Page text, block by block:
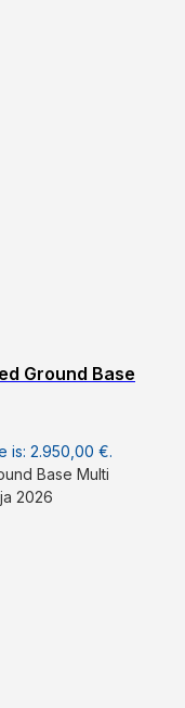
Ground Base
is: 2.950,00 €.
Base Multi
2026